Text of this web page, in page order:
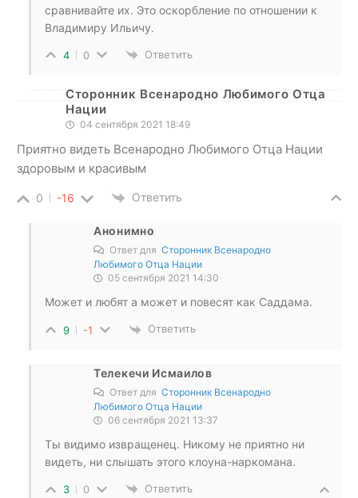
сравнивайте их. Это оскорбление по отношении к
Владимиру Ильичу.
4 0 Ответить
Сторонник Всенародно Любимого Отца
Нации
04 сентября 2021 18:49
Приятно видеть Всенародно Любимого Отца Нации
здоровым и красивым
0 -16 Ответить
Анонимно
Ответ для Сторонник Всенародно
Любимого Отца Нации
05 сентября 2021 14:30
Может и любят а может и повесят как Саддама.
9 -1 Ответить
Телекечи Исмаилов
Ответ для Сторонник Всенародно
Любимого Отца Нации
06 сентября 2021 13:37
Ты видимо извращенец. Никому не приятно ни
видеть, ни слышать этого клоуна-наркомана.
3 0 Ответить